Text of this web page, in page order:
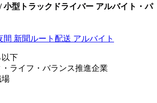
小型トラックドライバー アルバイト・パ
以下
ライフ・バランス推進企業
場